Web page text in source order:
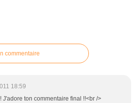
commentaire
18:59
J'adore ton commentaire final !!<br />